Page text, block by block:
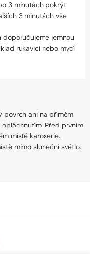
3 minutách pokrýt
3 minutách vše
doporučujeme jemnou
rukavicí nebo mycí
povrch ani na přímém
Před prvním
místě karoserie.
mimo sluneční světlo.